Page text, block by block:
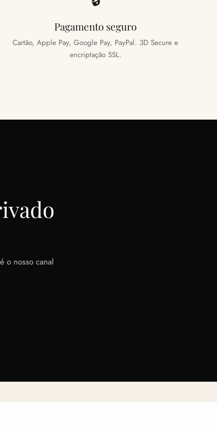
Pagamento seguro
Cartão, Apple Pay, Google Pay, PayPal. 3D Secure e
encriptação SSL.
o nosso canal